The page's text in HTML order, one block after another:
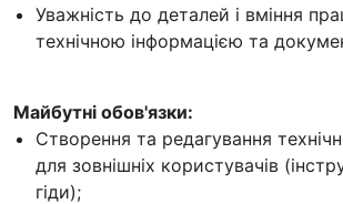
Уважність до деталей і вміння
технічною інформацією та
Майбутні обов'язки:
Створення та редагування
для зовнішніх користувачів
гіди);